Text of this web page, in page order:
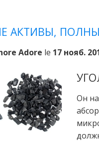
АКТИВЫ,
Adore le 17 нояб.
Он